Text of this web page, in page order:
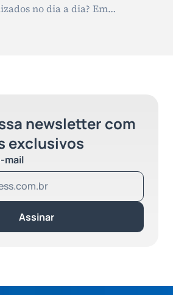
no dia a dia? Em
newsletter com
exclusivos
mail
Assinar